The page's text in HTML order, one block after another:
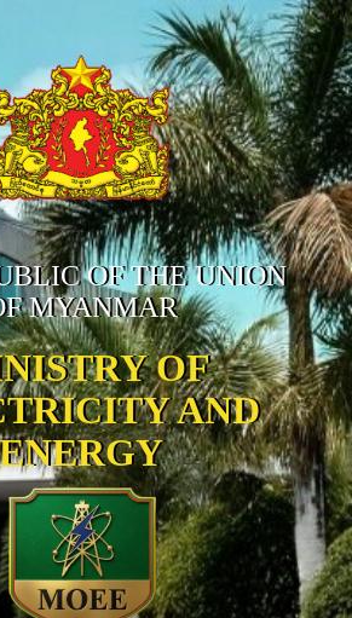
OF THE UNION
MYANMAR
OF
AND
ENERGY